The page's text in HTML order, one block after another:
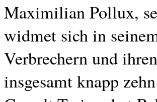
Maximilian Pollux,
widmet sich in
Verbrechern und
insgesamt knapp